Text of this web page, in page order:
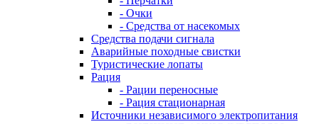
- Очки
- Средства от насекомых
Средства подачи сигнала
Аварийные походные свистки
Туристические лопаты
Рация
- Рации переносные
- Рация стационарная
Источники независимого электропитания